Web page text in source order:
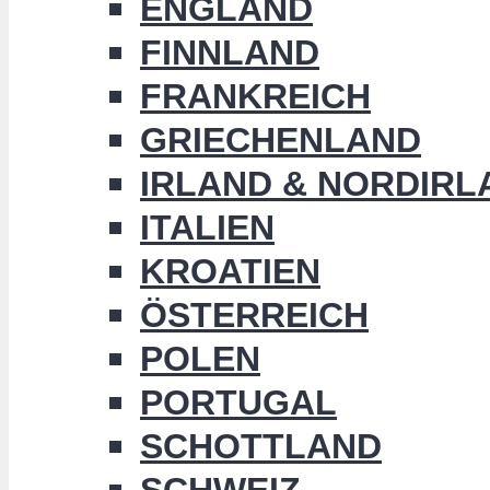
ENGLAND
FINNLAND
FRANKREICH
GRIECHENLAND
IRLAND &
ITALIEN
KROATIEN
ÖSTERREICH
POLEN
PORTUGAL
SCHOTTLAND